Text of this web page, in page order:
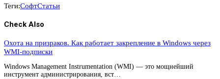
Теги:СофтСтатьи
Check Also
Охота на призраков. Как работает закрепление в Windows через
WMI-подписки
Windows Management Instrumentation (WMI) — это мощнейший
инструмент администрирования, вст…